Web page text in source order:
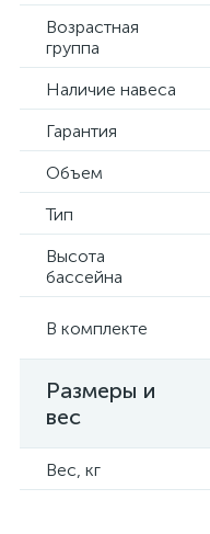
Возрастная
группа
Наличие навеса
Гарантия
Объем
Тип
Высота
бассейна
В комплекте
Размеры и
вес
Вес, кг